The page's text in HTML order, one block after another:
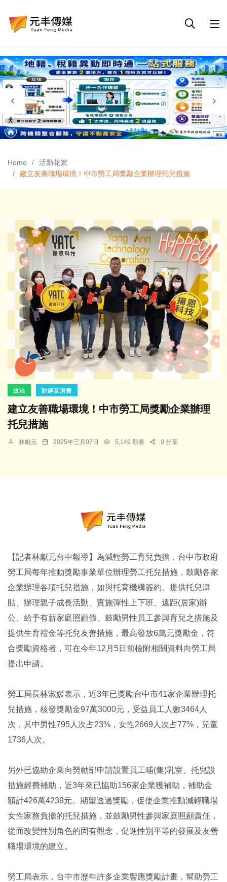
Home
活動花絮
建立友善職場環境！中市勞工局獎勵企業辦理托兒措施
政治 財經及消費
建立友善職場環境！中市勞工局獎勵企業辦理
托兒措施
林獻元 2025年三月07日 5,149 觀看 0 分享
【記者林獻元台中報導】為減輕勞工育兒負擔，台中市政府
勞工局每年推動獎勵事業單位辦理勞工托兒措施，鼓勵各家
企業辦理各項托兒措施，如與托育機構簽約、提供托兒津
貼、辦理親子成長活動、實施彈性上下班、遠距(居家)辦
公、給予有薪家庭照顧假、鼓勵男性員工參與育兒之措施及
提供生育禮金等托兒友善措施，最高發放6萬元獎勵金，符
合獎勵資格者，可在今年12月5日前檢附相關資料向勞工局
提出申請。
勞工局長林淑媛表示，近3年已獎勵台中市41家企業辦理托
兒措施，核發獎勵金97萬3000元，受益員工人數3464人
次，其中男性795人次占23%，女性2669人次占77%，兒童
1736人次。
另外已協助企業向勞動部申請設置員工哺(集)乳室、托兒設
措施經費補助，近3年來已協助156家企業獲補助，補助金
額計426萬4239元。期望透過獎勵，促使企業推動減輕職場
女性家務負擔的托兒措施，並鼓勵男性參與家庭照顧責任，
從而改變性別角色的固有觀念，促進性別平等的發展及友善
職場環境的建立。
勞工局表示，台中市歷年許多企業響應獎勵計畫，幫助勞工